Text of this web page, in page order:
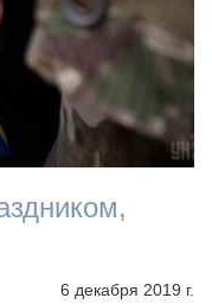
6 декабря 2019 г.